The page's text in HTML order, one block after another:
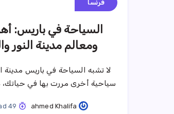
فرنسا
السياحة في باريس:
ومعالم مدينة النور
لا تشبه السياحة في باريس مدينة
سياحية أخرى مررت بها في
ahmed Khalifa